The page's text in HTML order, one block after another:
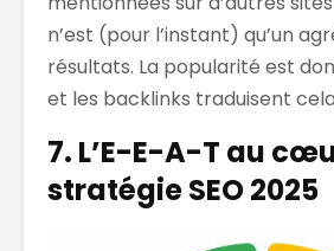
n’est (pour l’instant) qu’un
résultats. La popularité est
et les backlinks traduisent
7. L’E-E-A-T au
stratégie SEO 2025